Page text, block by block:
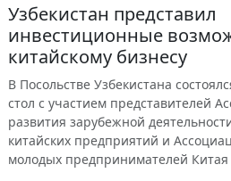
Узбекистан представил
инвестиционные
китайскому бизнесу
В Посольстве Узбекистана
стол с участием представителей
развития зарубежной
китайских предприятий и
молодых предпринимателей Китая